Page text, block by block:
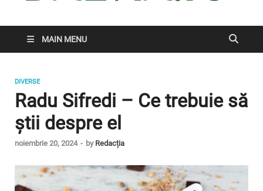
MAIN MENU
DIVERSE
Radu Sifredi – Ce trebuie să
știi despre el
noiembrie 20, 2024 - by Redacția